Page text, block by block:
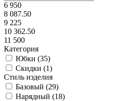
6 950
8 087.50
9 225
10 362.50
11 500
Категория
Юбки (35)
Скидки (1)
Стиль изделия
Базовый (29)
Нарядный (18)